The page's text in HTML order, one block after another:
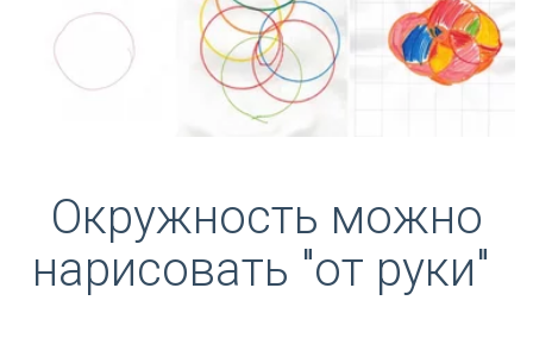
Окружность можно
нарисовать "от руки"